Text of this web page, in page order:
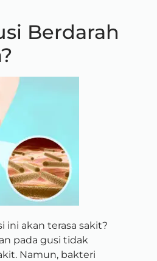
Berdarah
ini akan terasa sakit?
pada gusi tidak
Namun, bakteri